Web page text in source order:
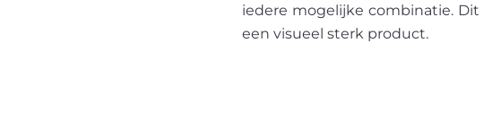
iedere mogelijke combinatie.
een visueel sterk product.